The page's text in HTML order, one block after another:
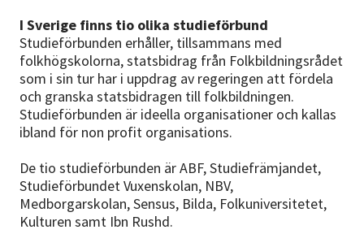
I Sverige finns tio olika studieförbund
Studieförbunden erhåller, tillsammans med
folkhögskolorna, statsbidrag från Folkbildningsrådet
som i sin tur har i uppdrag av regeringen att fördela
och granska statsbidragen till folkbildningen.
Studieförbunden är ideella organisationer och kallas
ibland för non profit organisations.
De tio studieförbunden är ABF, Studiefrämjandet,
Studieförbundet Vuxenskolan, NBV,
Medborgarskolan, Sensus, Bilda, Folkuniversitetet,
Kulturen samt Ibn Rushd.